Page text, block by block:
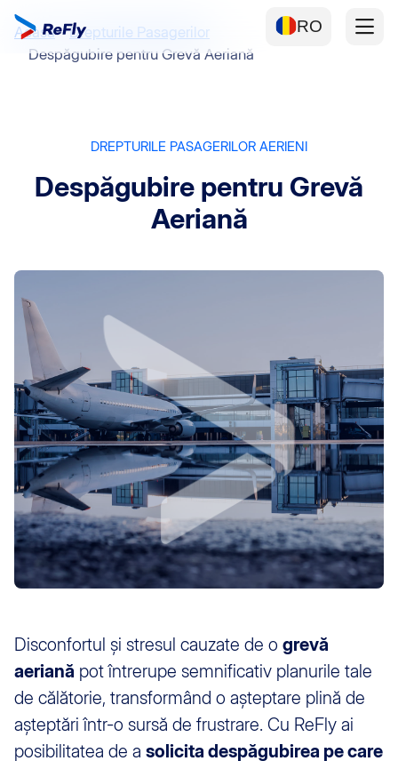
RO
Acasă
Drepturile Pasagerilor
Despăgubire pentru Grevă Aeriană
DREPTURILE PASAGERILOR AERIENI
Despăgubire pentru Grevă
Aeriană
Disconfortul și stresul cauzate de o grevă
aeriană pot întrerupe semnificativ planurile tale
de călătorie, transformând o așteptare plină de
așteptări într-o sursă de frustrare. Cu ReFly ai
posibilitatea de a solicita despăgubirea pe care